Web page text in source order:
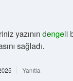
yazının dengeli
sağladı.
Yanıtla